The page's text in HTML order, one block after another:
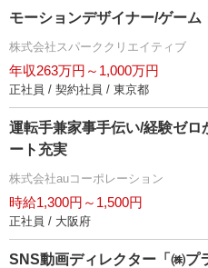
モーションデザイナー/ゲーム
株式会社スパーククリエイティブ
年収263万円～1,000万円
正社員 / 契約社員 / 東京都
運転手兼家事手伝い/経験ゼ
ート充実
株式会社auコーポレーション
時給1,300円～1,500円
正社員 / 大阪府
SNS動画ディレクター「㈱プ